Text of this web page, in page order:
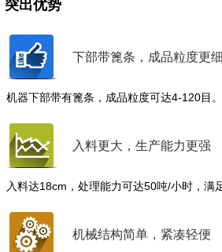
突出优势
下部带篦条，成品粒度更细
机器下部带有篦条，成品粒度可达4-120目。
入料更大，生产能力更强
入料达18cm，处理能力可达50吨/小时，满
机械结构简单，紧凑轻便